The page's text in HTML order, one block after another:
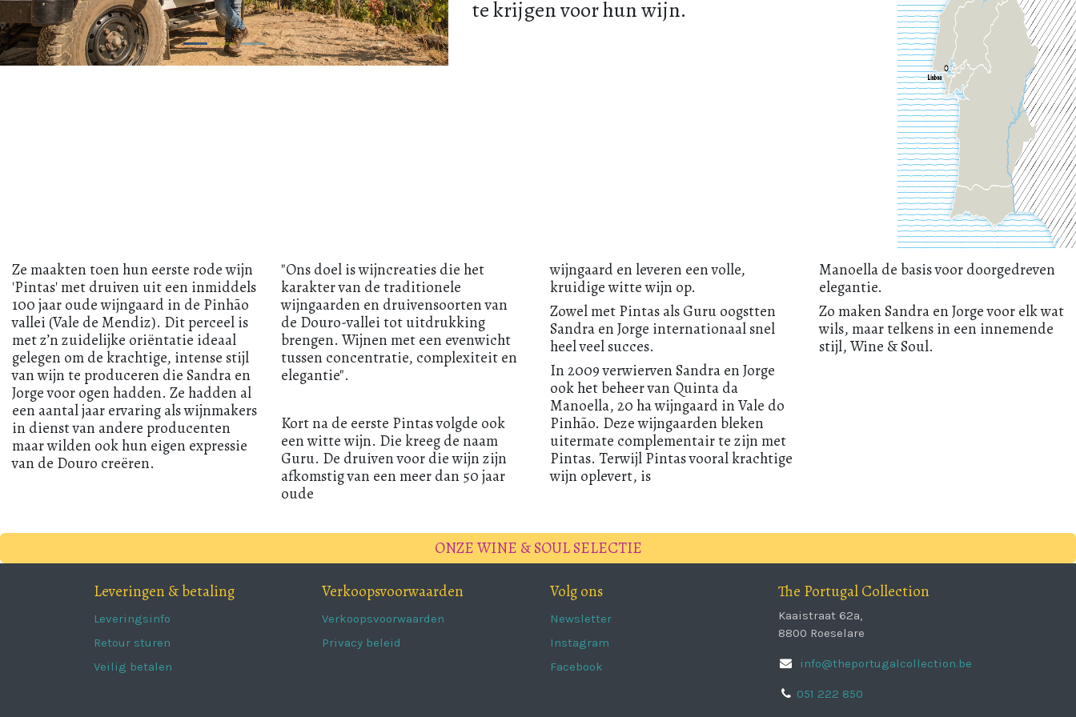
te krijgen voor hun wijn.
Ze maakten toen hun eerste rode wijn
'Pintas' met druiven uit een inmiddels
100 jaar oude wijngaard in de Pinhão
vallei (Vale de Mendiz). Dit perceel is
met z’n zuidelijke oriëntatie ideaal
gelegen om de krachtige, intense stijl
van wijn te produceren die Sandra en
Jorge voor ogen hadden. Ze hadden al
een aantal jaar ervaring als wijnmakers
in dienst van andere producenten
maar wilden ook hun eigen expressie
van de Douro creëren.
"Ons doel is wijncreaties die het
karakter van de traditionele
wijngaarden en druivensoorten van
de Douro-vallei tot uitdrukking
brengen. Wijnen met een evenwicht
tussen concentratie, complexiteit en
elegantie".
Kort na de eerste Pintas volgde ook
een witte wijn. Die kreeg de naam
Guru. De druiven voor die wijn zijn
afkomstig van een meer dan 50 jaar
oude
wijngaard en leveren een volle,
kruidige witte wijn op.
Zowel met Pintas als Guru oogstten
Sandra en Jorge internationaal snel
heel veel succes.
In 2009 verwierven Sandra en Jorge
ook het beheer van Quinta da
Manoella, 20 ha wijngaard in Vale do
Pinhão. Deze wijngaarden bleken
uitermate complementair te zijn met
Pintas. Terwijl Pintas vooral krachtige
wijn oplevert, is
Manoella de basis voor doorgedreven
elegantie.
Zo maken Sandra en Jorge voor elk wat
wils, maar telkens in een innemende
stijl, Wine & Soul.
ONZE WINE & SOUL SELECTIE
Leveringen & betaling
Leveringsinfo
Retour sturen
Veilig betalen
Verkoopsvoorwaarden
Verkoopsvoorwaarden
Privacy beleid
Volg ons
Newsletter
Instagram
Facebook
The Portugal Collection
Kaaistraat 62a,
8800 Roeselare
info@theportugalcollection.be
051 222 850